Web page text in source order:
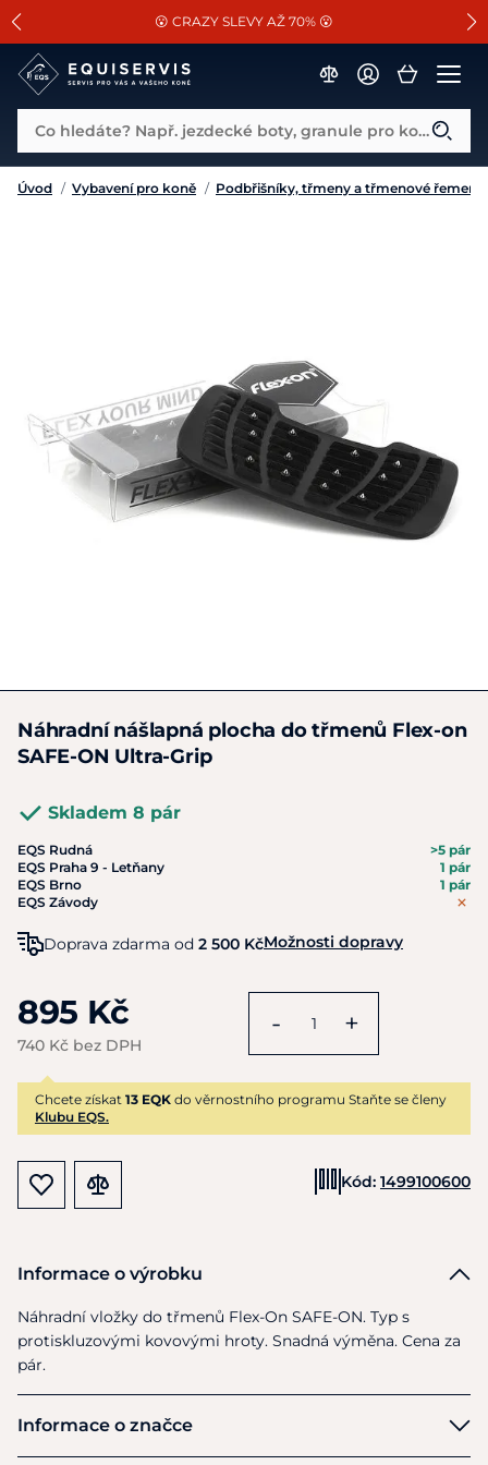
SLEVA 13% na vše od Cassini!
😮 CRAZY SLEVY AŽ 70% 😮
📐Pasování a doplňky k vybraným sedlům ZDARMA 🐴
Co hledáte? Např. jezdecké boty, granule pro koně...
Úvod / Vybavení pro koně / Podbřišníky, třmeny a třmenové řemeny
Náhradní nášlapná plocha do třmenů Flex-on
SAFE-ON Ultra-Grip
Skladem 8 pár
EQS Rudná
>5 pár
EQS Praha 9 - Letňany
1 pár
EQS Brno
1 pár
EQS Závody
Doprava zdarma od 2 500 KčMožnosti dopravy
895 Kč
740 Kč bez DPH
- +
Chcete získat 13 EQK do věrnostního programu Staňte se členy
Klubu EQS.
Kód: 1499100600
Informace o výrobku
Náhradní vložky do třmenů Flex-On SAFE-ON. Typ s
protiskluzovými kovovými hroty. Snadná výměna. Cena za
pár.
Informace o značce